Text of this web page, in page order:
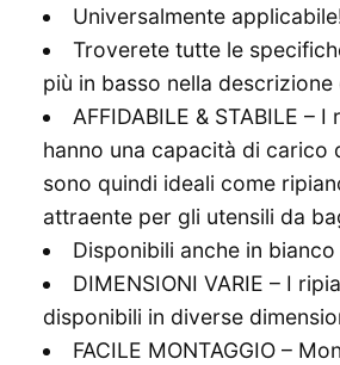
Universalmente
Troverete tutte le
più in basso nella
AFFIDABILE & STABILE –
hanno una capacità di carico
sono quindi ideali come
attraente per gli utensili da
Disponibili anche in
DIMENSIONI VARIE – I
disponibili in diverse
FACILE MONTAGGIO –